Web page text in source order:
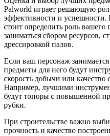
Palworld играет решающую
эффективности и
стоит определить роль вашего
заниматься сбором ресурсов,
дрессировкой палов.
Если ваш персонаж
предметы для него будут
скорость добычи или
Например, лучшими
будут топоры с повышенной
рубки.
При строительстве важно
прочность и качество